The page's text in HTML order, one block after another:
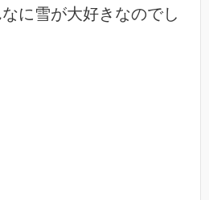
に雪が大好きなのでし